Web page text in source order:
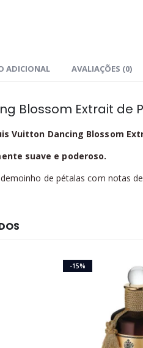
ADICIONAL AVALIAÇÕES (0)
Blossom Extrait de
Vuitton Dancing Blossom
suave e poderoso.
de pétalas com notas
-15%